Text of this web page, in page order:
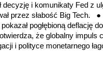
i komunikaty Fed z
przez słabość Big Tech. ●
pogłębioną deflację
że globalny impuls
i polityce monetarnego